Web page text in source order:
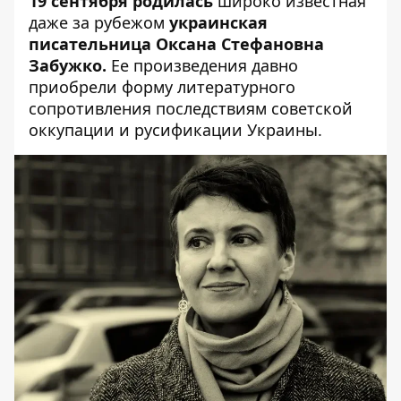
даже за рубежом украинская
писательница Оксана Стефановна
Забужко. Ее произведения давно
приобрели форму литературного
сопротивления последствиям советской
оккупации и русификации Украины.